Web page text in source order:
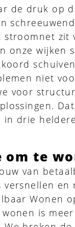
de druk op
stroomnet zit
onze wijken
niet
voor
in drie heldere
om te
van
versnellen en
Wonen
is